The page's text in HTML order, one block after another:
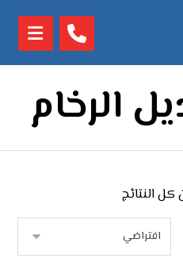
الرخام